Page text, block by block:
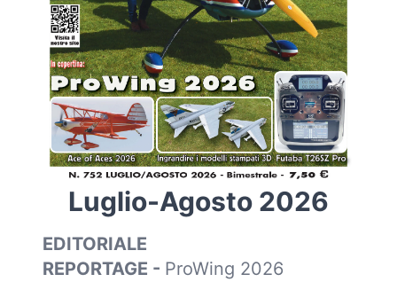
Luglio-Agosto 2026
EDITORIALE
REPORTAGE - ProWing 2026